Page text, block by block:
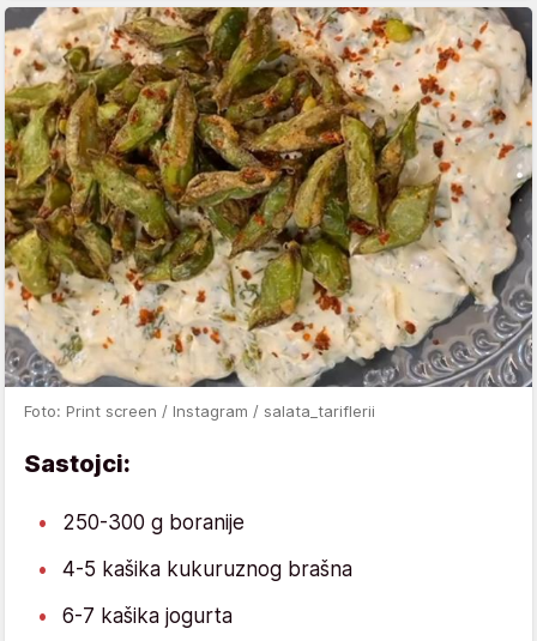
Foto: Print screen / Instagram / salata_tariflerii
Sastojci:
250-300 g boranije
4-5 kašika kukuruznog brašna
6-7 kašika jogurta